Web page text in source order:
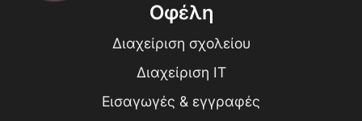
Οφέλη
Διαχείριση σχολείου
Διαχείριση IT
Εισαγωγές & εγγραφές